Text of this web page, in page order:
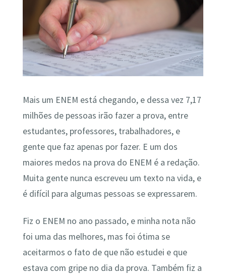
Mais um ENEM está chegando, e dessa vez 7,17
milhões de pessoas irão fazer a prova, entre
estudantes, professores, trabalhadores, e
gente que faz apenas por fazer. E um dos
maiores medos na prova do ENEM é a redação.
Muita gente nunca escreveu um texto na vida, e
é difícil para algumas pessoas se expressarem.
Fiz o ENEM no ano passado, e minha nota não
foi uma das melhores, mas foi ótima se
aceitarmos o fato de que não estudei e que
estava com gripe no dia da prova. Também fiz a